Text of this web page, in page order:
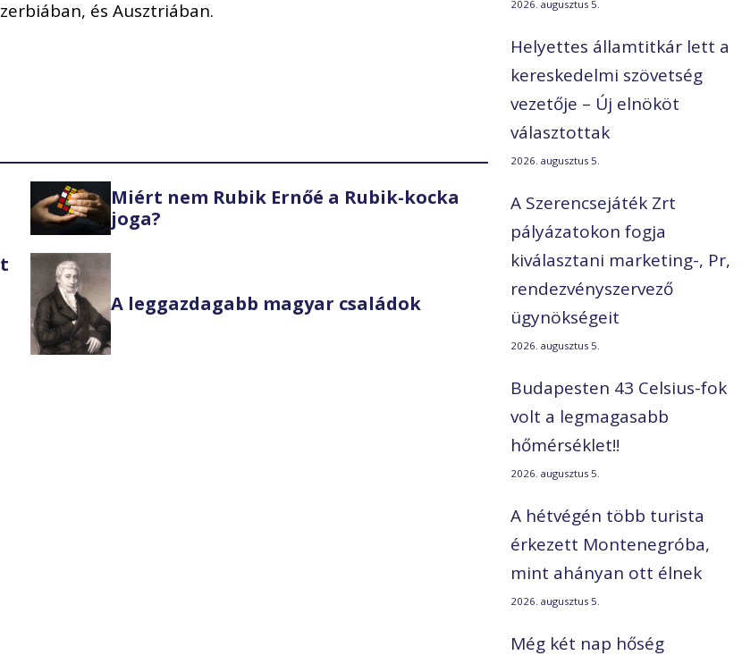
és Ausztriában.
Miért nem Rubik Ernőé a Rubik-kocka
joga?
A leggazdagabb magyar családok
2026. augusztus 5.
Helyettes államtitkár lett a
kereskedelmi szövetség
vezetője – Új elnököt
választottak
2026. augusztus 5.
A Szerencsejáték Zrt
pályázatokon fogja
kiválasztani marketing-, Pr,
rendezvényszervező
ügynökségeit
2026. augusztus 5.
Budapesten 43 Celsius-fok
volt a legmagasabb
hőmérséklet!!
2026. augusztus 5.
A hétvégén több turista
érkezett Montenegróba,
mint ahányan ott élnek
2026. augusztus 5.
Még két nap hőség